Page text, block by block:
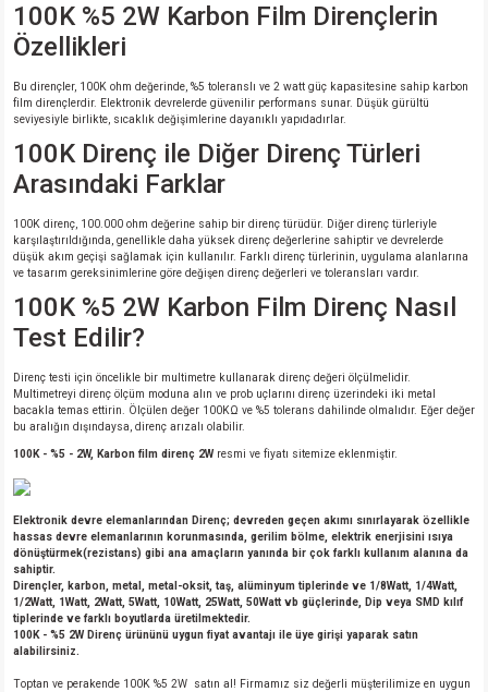
100K %5 2W Karbon Film Dirençlerin
Özellikleri
Bu dirençler, 100K ohm değerinde, %5 toleranslı ve 2 watt güç kapasitesine sahip karbon
film dirençlerdir. Elektronik devrelerde güvenilir performans sunar. Düşük gürültü
seviyesiyle birlikte, sıcaklık değişimlerine dayanıklı yapıdadırlar.
100K Direnç ile Diğer Direnç Türleri
Arasındaki Farklar
100K direnç, 100.000 ohm değerine sahip bir direnç türüdür. Diğer direnç türleriyle
karşılaştırıldığında, genellikle daha yüksek direnç değerlerine sahiptir ve devrelerde
düşük akım geçişi sağlamak için kullanılır. Farklı direnç türlerinin, uygulama alanlarına
ve tasarım gereksinimlerine göre değişen direnç değerleri ve toleransları vardır.
100K %5 2W Karbon Film Direnç Nasıl
Test Edilir?
Direnç testi için öncelikle bir multimetre kullanarak direnç değeri ölçülmelidir.
Multimetreyi direnç ölçüm moduna alın ve prob uçlarını direnç üzerindeki iki metal
bacakla temas ettirin. Ölçülen değer 100KΩ ve %5 tolerans dahilinde olmalıdır. Eğer değer
bu aralığın dışındaysa, direnç arızalı olabilir.
100K - %5 - 2W, Karbon film direnç 2W resmi ve fiyatı sitemize eklenmiştir.
Elektronik devre elemanlarından Direnç; devreden geçen akımı sınırlayarak özellikle
hassas devre elemanlarının korunmasında, gerilim bölme, elektrik enerjisini ısıya
dönüştürmek(rezistans) gibi ana amaçların yanında bir çok farklı kullanım alanına da
sahiptir.
Dirençler, karbon, metal, metal-oksit, taş, alüminyum tiplerinde ve 1/8Watt, 1/4Watt,
1/2Watt, 1Watt, 2Watt, 5Watt, 10Watt, 25Watt, 50Watt vb güçlerinde, Dip veya SMD kılıf
tiplerinde ve farklı boyutlarda üretilmektedir.
100K - %5 2W Direnç ürününü uygun fiyat avantajı ile üye girişi yaparak satın
alabilirsiniz.
Toptan ve perakende 100K %5 2W satın al! Firmamız siz değerli müşterilimize en uygun